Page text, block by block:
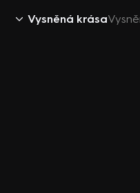
Vysněná krása